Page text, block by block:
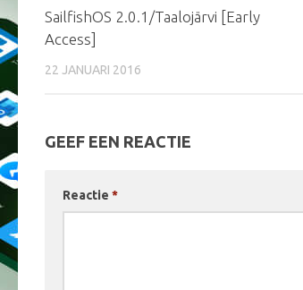
SailfishOS 2.0.1/Taalojärvi [Early
Access]
22 JANUARI 2016
GEEF EEN REACTIE
Reactie *